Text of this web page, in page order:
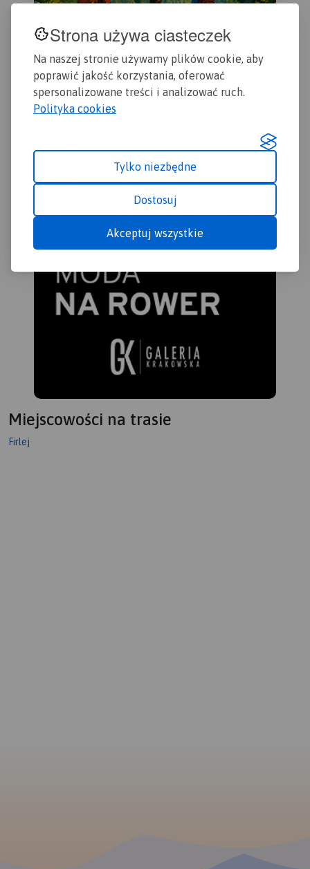
Strona używa ciasteczek
Na naszej stronie używamy plików cookie, aby
poprawić jakość korzystania, oferować
spersonalizowane treści i analizować ruch.
Polityka cookies
Tylko niezbędne
Dostosuj
Akceptuj wszystkie
Miejscowości na trasie
Firlej